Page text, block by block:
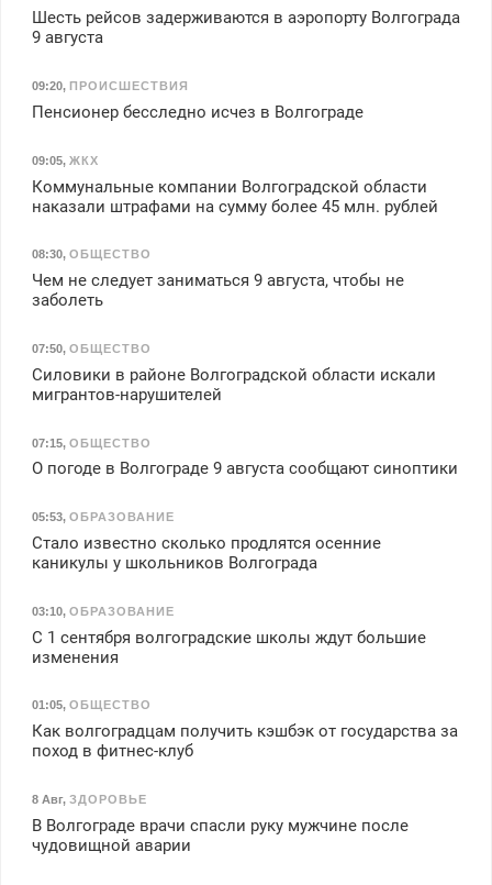
Шесть рейсов задерживаются в аэропорту Волгограда
9 августа
09:20, ПРОИСШЕСТВИЯ
Пенсионер бесследно исчез в Волгограде
09:05, ЖКХ
Коммунальные компании Волгоградской области
наказали штрафами на сумму более 45 млн. рублей
08:30, ОБЩЕСТВО
Чем не следует заниматься 9 августа, чтобы не
заболеть
07:50, ОБЩЕСТВО
Силовики в районе Волгоградской области искали
мигрантов-нарушителей
07:15, ОБЩЕСТВО
О погоде в Волгограде 9 августа сообщают синоптики
05:53, ОБРАЗОВАНИЕ
Стало известно сколько продлятся осенние
каникулы у школьников Волгограда
03:10, ОБРАЗОВАНИЕ
С 1 сентября волгоградские школы ждут большие
изменения
01:05, ОБЩЕСТВО
Как волгоградцам получить кэшбэк от государства за
поход в фитнес-клуб
8 Авг, ЗДОРОВЬЕ
В Волгограде врачи спасли руку мужчине после
чудовищной аварии